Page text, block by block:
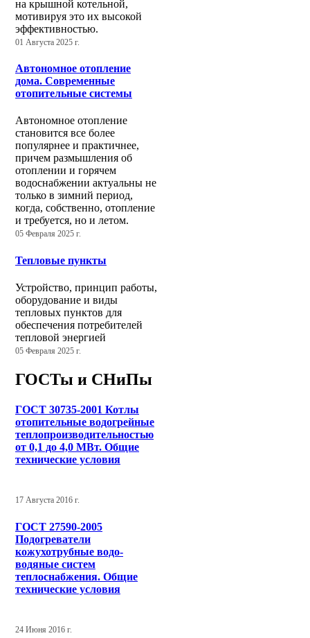
на крышной котельной,
мотивируя это их высокой
эффективностью.
01 Августа 2025 г.
Автономное отопление
дома. Современные
отопительные системы
Автономное отопление
становится все более
популярнее и практичнее,
причем размышления об
отоплении и горячем
водоснабжении актуальны не
только в зимний период,
когда, собственно, отопление
и требуется, но и летом.
05 Февраля 2025 г.
Тепловые пункты
Устройство, принцип работы,
оборудование и виды
тепловых пунктов для
обеспечения потребителей
тепловой энергией
05 Февраля 2025 г.
ГОСТы и СНиПы
ГОСТ 30735-2001 Котлы
отопительные водогрейные
теплопроизводительностью
от 0,1 до 4,0 МВт. Общие
технические условия
17 Августа 2016 г.
ГОСТ 27590-2005
Подогреватели
кожухотрубные водо-
водяные систем
теплоснабжения. Общие
технические условия
24 Июня 2016 г.